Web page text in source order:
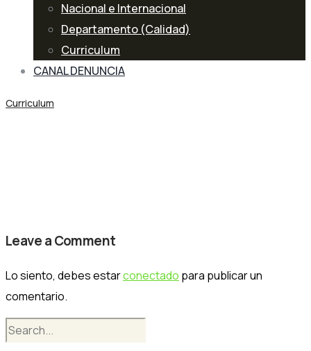
Nacional e Internacional
Departamento (Calidad)
Curriculum
CANAL DENUNCIA
Curriculum
Leave a Comment
Lo siento, debes estarconectado para publicar un
comentario.